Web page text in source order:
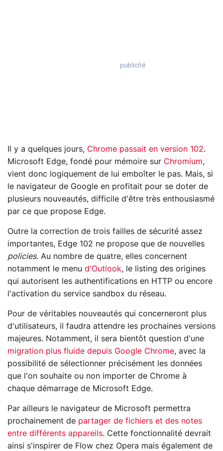
Il y a quelques jours, Chrome passait en version 102.
Microsoft Edge, fondé pour mémoire sur Chromium,
vient donc logiquement de lui emboîter le pas. Mais, si
le navigateur de Google en profitait pour se doter de
plusieurs nouveautés, difficile d'être très enthousiasmé
par ce que propose Edge.
Outre la correction de trois failles de sécurité assez
importantes, Edge 102 ne propose que de nouvelles
policies. Au nombre de quatre, elles concernent
notamment le menu d'Outlook, le listing des origines
qui autorisent les authentifications en HTTP ou encore
l'activation du service sandbox du réseau.
Pour de véritables nouveautés qui concerneront plus
d'utilisateurs, il faudra attendre les prochaines versions
majeures. Notamment, il sera bientôt question d'une
migration plus fluide depuis Google Chrome, avec la
possibilité de sélectionner précisément les données
que l'on souhaite ou non importer de Chrome à
chaque démarrage de Microsoft Edge.
Par ailleurs le navigateur de Microsoft permettra
prochainement de partager de fichiers et des notes
entre différents appareils. Cette fonctionnalité devrait
ainsi s'inspirer de Flow chez Opera mais également de